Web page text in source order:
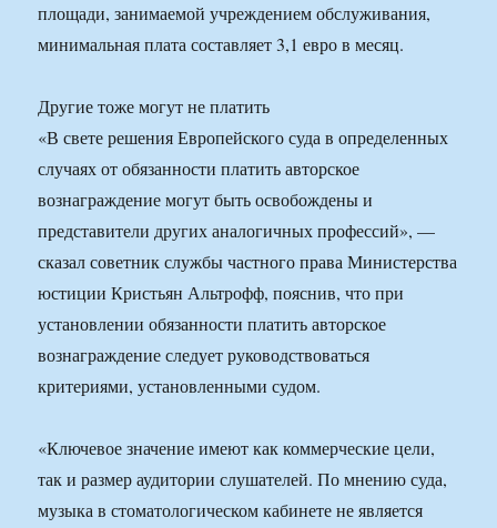
площади, занимаемой учреждением обслуживания,
минимальная плата составляет 3,1 евро в месяц.
Другие тоже могут не платить
«В свете решения Европейского суда в определенных
случаях от обязанности платить авторское
вознаграждение могут быть освобождены и
представители других аналогичных профессий», —
сказал советник службы частного права Министерства
юстиции Кристьян Альтрофф, пояснив, что при
установлении обязанности платить авторское
вознаграждение следует руководствоваться
критериями, установленными судом.
«Ключевое значение имеют как коммерческие цели,
так и размер аудитории слушателей. По мнению суда,
музыка в стоматологическом кабинете не является